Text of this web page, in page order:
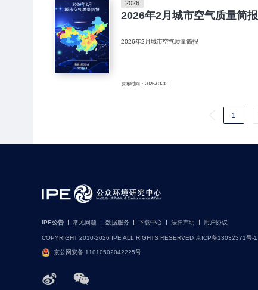
2026
2026年2月城市空气质量简报
2026年2月城市空气质量简报
发布时间：2026-03-03
1
IPE公告 常见问题 数据服务 下载中心 法律声明 用户协议
COPYRIGHT 2010-2026 IPE ALL RIGHTS RESERVED 京ICP备13032371号-1
京公网安备 11010502042225号